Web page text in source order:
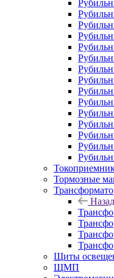
Тормозные
Назад
Щиты
ЩМП